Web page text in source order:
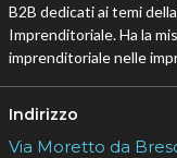
B2B dedicati ai temi
Imprenditoriale. Ha la
imprenditoriale nelle
Indirizzo
Via Moretto da